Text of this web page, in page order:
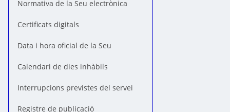
Normativa de la Seu electrònica
Certificats digitals
Data i hora oficial de la Seu
Calendari de dies inhàbils
Interrupcions previstes del servei
Registre de publicació